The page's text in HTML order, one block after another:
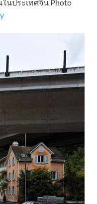
นประเทศจีน Photo